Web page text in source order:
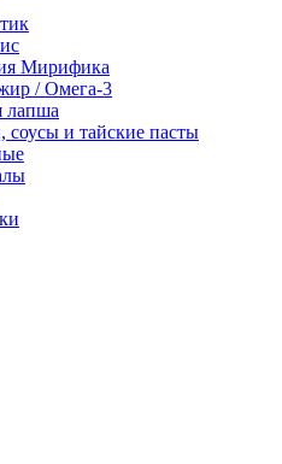
Мирифика
/ Омега-3
лапша
соусы и тайские пасты